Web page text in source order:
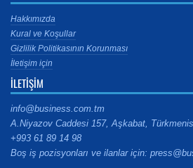
Hakkımızda
Kural ve Koşullar
Gizlilik Politikasının Korunması
İletişim için
İLETİŞİM
info@business.com.tm
A.Niyazov Caddesi 157, Aşkabat,
+993 61 89 14 98
Boş iş pozisyonları ve ilanlar için: